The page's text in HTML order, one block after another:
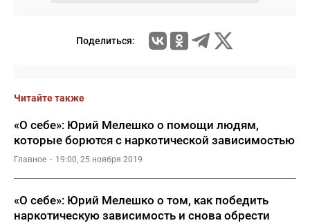
Поделиться:
Читайте также
«О себе»: Юрий Мелешко о помощи людям,
которые борются с наркотической зависимостью
Главное 19:00, 25 ноября 2019
«О себе»: Юрий Мелешко о том, как победить
наркотическую зависимость и снова обрести